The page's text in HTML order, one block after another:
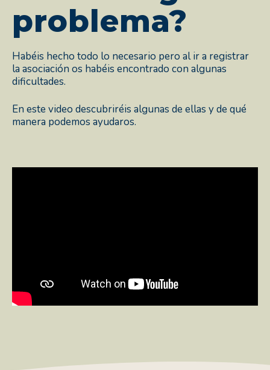
problema?
Habéis hecho todo lo necesario pero al ir a registrar
la asociación os habéis encontrado con algunas
dificultades.
En este video descubriréis algunas de ellas y de qué
manera podemos ayudaros.